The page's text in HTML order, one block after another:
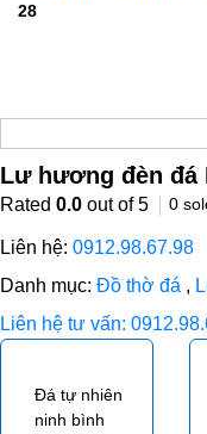
28
Lư hương đèn đá
Rated 0.0 out of 5 0
Liên hệ: 0912.98.67.98
Danh mục: Đồ thờ đá ,
Liên hệ tư vấn:
Đá tự nhiên
ninh bình